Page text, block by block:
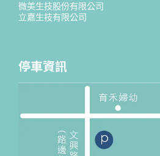
微美生技股份有限公司
立嘉生技有限公司
停車資訊